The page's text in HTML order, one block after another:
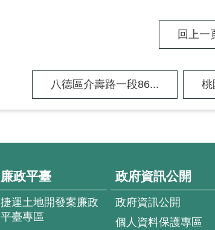
回上一
八德區介壽路一段86... 桃
廉政平臺
捷運土地開發案廉政
平臺專區
政府資訊公開
政府資訊公開
個人資料保護專區